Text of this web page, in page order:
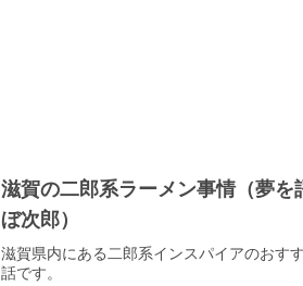
滋賀の二郎系ラーメン事情（夢を
ぼ次郎）
滋賀県内にある二郎系インスパイアのおす
話です。